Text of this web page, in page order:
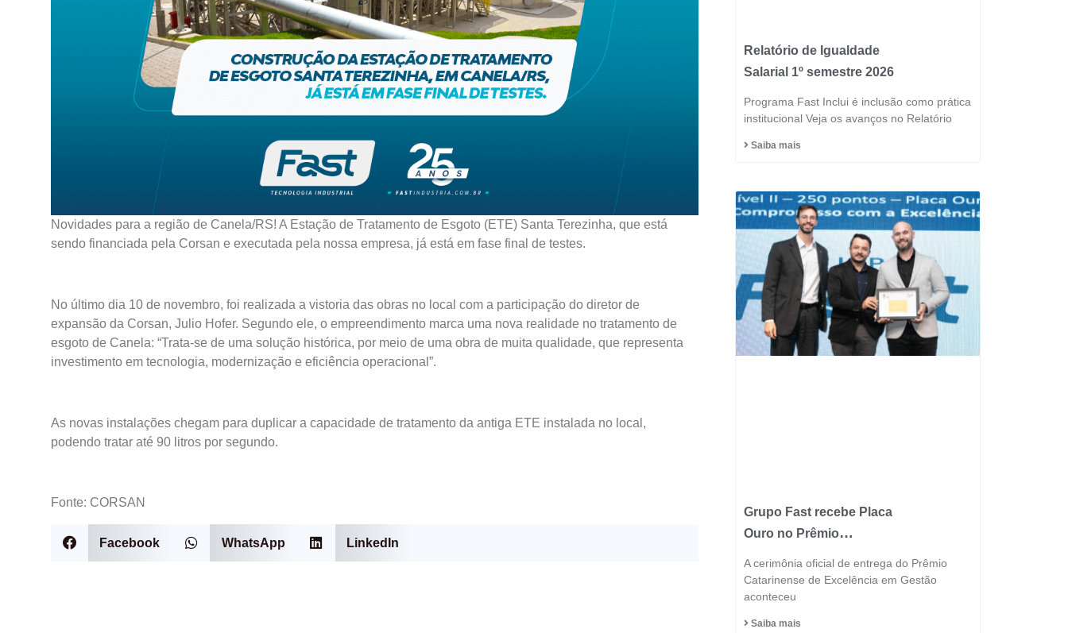
Novidades para a região de Canela/RS! A Estação de Tratamento de Esgoto (ETE) Santa Terezinha, que está
sendo financiada pela Corsan e executada pela nossa empresa, já está em fase final de testes.
No último dia 10 de novembro, foi realizada a vistoria das obras no local com a participação do diretor de
expansão da Corsan, Julio Hofer. Segundo ele, o empreendimento marca uma nova realidade no tratamento de
esgoto de Canela: “Trata-se de uma solução histórica, por meio de uma obra de muita qualidade, que representa
investimento em tecnologia, modernização e eficiência operacional”.
As novas instalações chegam para duplicar a capacidade de tratamento da antiga ETE instalada no local,
podendo tratar até 90 litros por segundo.
Fonte: CORSAN
Facebook WhatsApp LinkedIn
Relatório de Igualdade
Salarial 1º semestre 2026
Programa Fast Inclui é inclusão como prática
institucional Veja os avanços no Relatório
Saiba mais
Grupo Fast recebe Placa
Ouro no Prêmio
Excelência 2025 e
consolida posição entre
as indústrias mais
A cerimônia oficial de entrega do Prêmio
Catarinense de Excelência em Gestão
aconteceu
Saiba mais